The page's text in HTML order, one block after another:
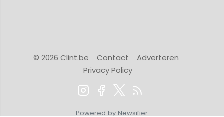
© 2026 Clint.be Contact
Adverteren
Privacy Policy
Powered by Newsifier